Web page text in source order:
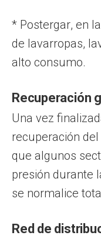
* Postergar, en
de lavarropas,
alto consumo.
Recuperación
Una vez
recuperación
que algunos
presión durante
se normalice
Red de